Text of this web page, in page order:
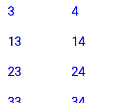
3 4
13 14
23 24